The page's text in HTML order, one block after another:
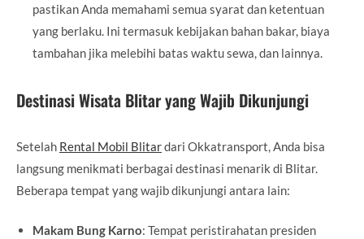
pastikan Anda memahami semua syarat dan ketentuan
yang berlaku. Ini termasuk kebijakan bahan bakar, biaya
tambahan jika melebihi batas waktu sewa, dan lainnya.
Destinasi Wisata Blitar yang Wajib Dikunjungi
Setelah Rental Mobil Blitardari Okkatransport, Anda bisa
langsung menikmati berbagai destinasi menarik di Blitar.
Beberapa tempat yang wajib dikunjungi antara lain:
Makam Bung Karno: Tempat peristirahatan presiden